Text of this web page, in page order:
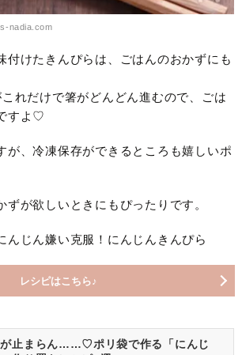
nadia.com
付けたきんぴらは、ごはんのおかずにも
れだけで箸がどんどん進むので、ごは
すよ♡
が、冷凍保存ができるところも嬉しいポ
ずが欲しいときにもぴったりです。
じん嫌い克服！にんじんきんぴら
レシピはこちら♪
が止まらん……♡ポリ袋で作る「にんじ